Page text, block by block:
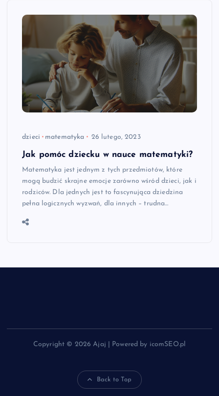
dzieci matematyka 26 lutego, 2023
Jak pomóc dziecku w nauce matematyki?
Matematyka jest jednym z tych przedmiotów, które
mogą budzić skrajne emocje zarówno wśród dzieci, jak i
rodziców. Dla jednych jest to fascynująca dziedzina
pełna logicznych wyzwań, dla innych – trudna…
Copyright © 2026 Ajaj | Powered by icomSEO.pl
Back to Top